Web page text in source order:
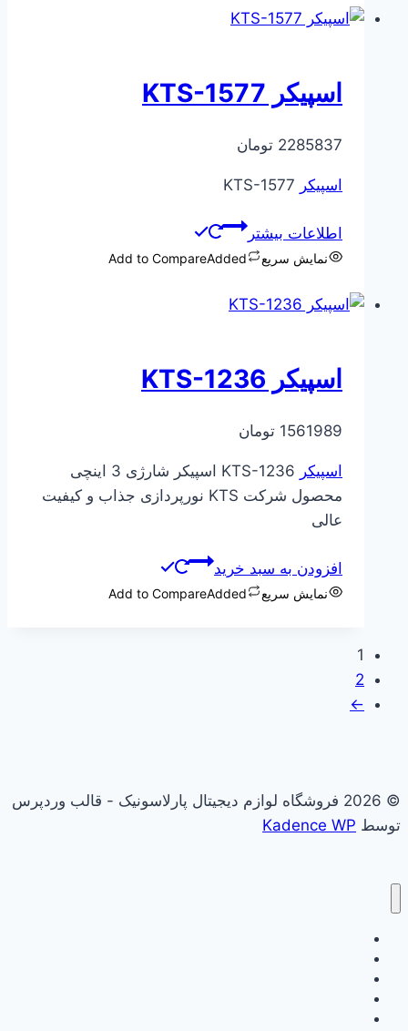
اسپیکر KTS-1577
2285837 تومان
اسپیکر
اطلاعات بیشتر
نمایش سریع Add to CompareAdded
اسپیکر KTS-1236
1561989 تومان
اسپیکر
KTS-1236 اسپیکر شارژی 3 اینچی
محصول شرکت KTS نورپردازی جذاب و کیفیت
عالی
افزودن به سبد خرید
نمایش سریع Add to CompareAdded
1
2
←
© 2026 فروشگاه لوازم دیجیتال پارلاسونیک - قالب وردپرس
توسط Kadence WP